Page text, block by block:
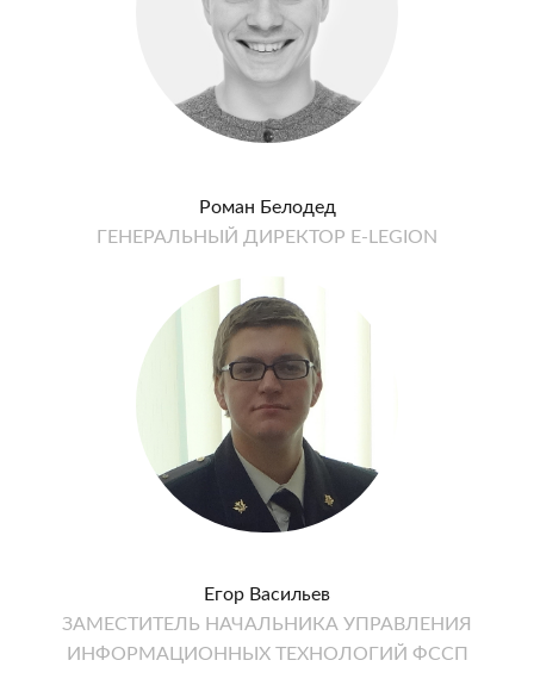
Роман Белодед
ГЕНЕРАЛЬНЫЙ ДИРЕКТОР E-LEGION
Егор Васильев
ЗАМЕСТИТЕЛЬ НАЧАЛЬНИКА УПРАВЛЕНИЯ
ИНФОРМАЦИОННЫХ ТЕХНОЛОГИЙ ФССП